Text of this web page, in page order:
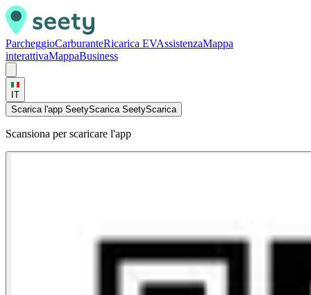
ParcheggioCarburanteRicarica EVAssistenzaMappa
interattivaMappaBusiness
IT
Scarica l'app SeetyScarica SeetyScarica
Scansiona per scaricare l'app